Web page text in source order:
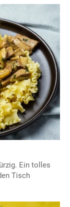
Ein tolles
Tisch